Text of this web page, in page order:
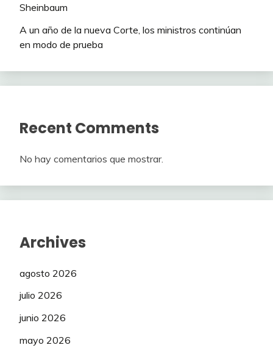
Sheinbaum
A un año de la nueva Corte, los ministros continúan
en modo de prueba
Recent Comments
No hay comentarios que mostrar.
Archives
agosto 2026
julio 2026
junio 2026
mayo 2026